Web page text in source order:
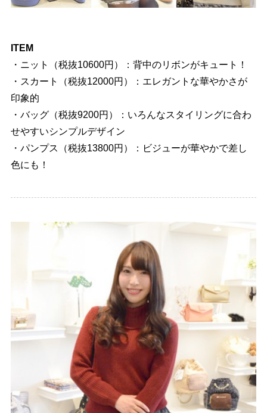
ITEM
・ニット（税抜10600円）：背中のリボンがキュート！
・スカート（税抜12000円）：エレガントな華やかさが
印象的
・バッグ（税抜9200円）：いろんなスタイリングに合わ
せやすいシンプルデザイン
・パンプス（税抜13800円）：ビジューが華やかで差し
色にも！